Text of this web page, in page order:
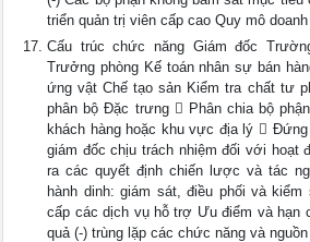
triển quản trị viên cấp cao Quy mô
Cấu trúc chức năng Giám đốc
Trưởng phòng Kế toán nhân sự bán
ứng vật Chế tạo sản Kiểm tra chất tư
phân bộ Đặc trưng  Phân chia bộ
khách hàng hoặc khu vực địa lý 
giám đốc chịu trách nhiệm đối với hoạt
ra các quyết định chiến lược và tác
hành dinh: giám sát, điều phối và
cấp các dịch vụ hỗ trợ Ưu điểm và hạn
quả (-) trùng lặp các chức năng và